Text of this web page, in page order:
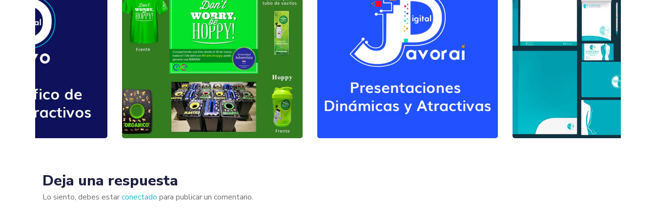
Deja una respuesta
Lo siento, debes estarconectado para publicar un comentario.